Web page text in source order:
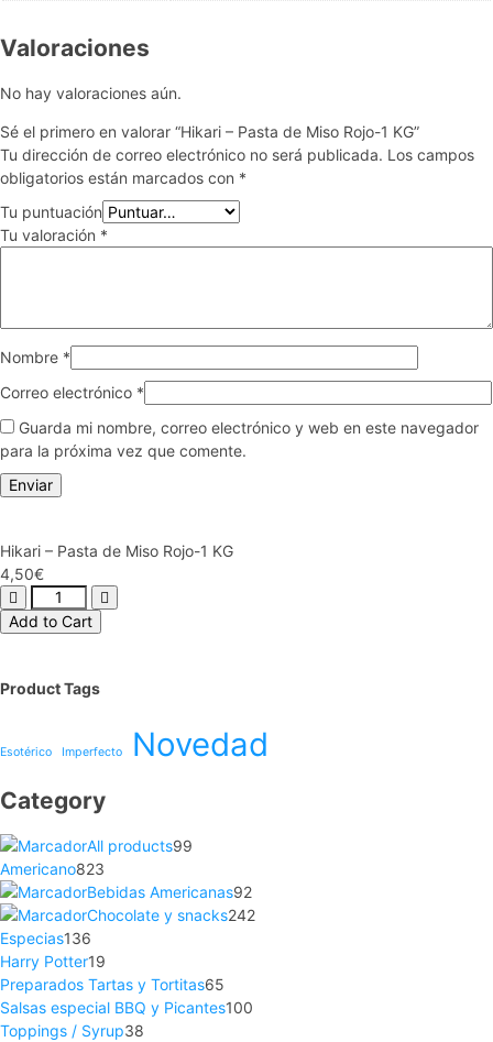
Valoraciones
No hay valoraciones aún.
Sé el primero en valorar “Hikari – Pasta de Miso Rojo-1 KG”
Tu dirección de correo electrónico no será publicada. Los campos
obligatorios están marcados con *
Tu puntuación
Tu valoración *
Nombre *
Correo electrónico *
Guarda mi nombre, correo electrónico y web en este navegador
para la próxima vez que comente.
Hikari – Pasta de Miso Rojo-1 KG
4,50€
Add to Cart
Product Tags
Esotérico Imperfecto Novedad
Category
All products99
Americano823
Bebidas Americanas92
Chocolate y snacks242
Especias136
Harry Potter19
Preparados Tartas y Tortitas65
Salsas especial BBQ y Picantes100
Toppings / Syrup38